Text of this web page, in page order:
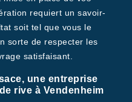
requiert un savoir-
soit tel que vous le
sorte de respecter les
satisfaisant.
une entreprise
rive à Vendenheim